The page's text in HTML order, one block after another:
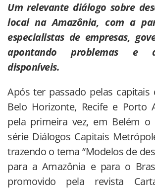
Um relevante diálogo sobre
local na Amazônia, com a
especialistas de empresas,
apontando problemas e
disponíveis.
Após ter passado pelas capitais
Belo Horizonte, Recife e Porto
pela primeira vez, em Belém o
série Diálogos Capitais
trazendo o tema “Modelos de
para a Amazônia e para o
promovido pela revista